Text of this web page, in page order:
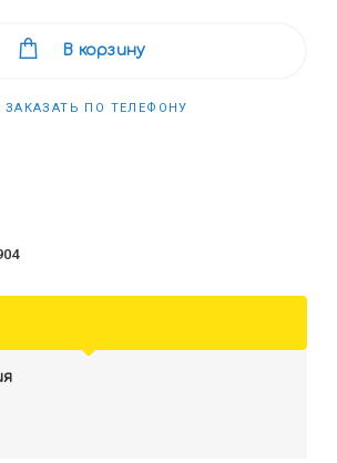
В корзину
ЗАКАЗАТЬ ПО ТЕЛЕФОНУ